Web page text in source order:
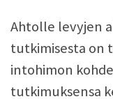
Ahtolle levyjen
tutkimisesta on
intohimon
tutkimuksensa